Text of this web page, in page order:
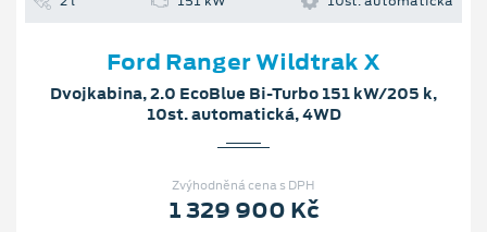
Ford Ranger Wildtrak X
Dvojkabina, 2.0 EcoBlue Bi-Turbo 151 kW/205 k,
10st. automatická, 4WD
Zvýhodněná cena s DPH
1 329 900 Kč